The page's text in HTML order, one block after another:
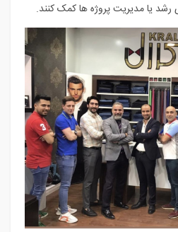
رشد یا مدیریت پروژه ها کمک کنند.